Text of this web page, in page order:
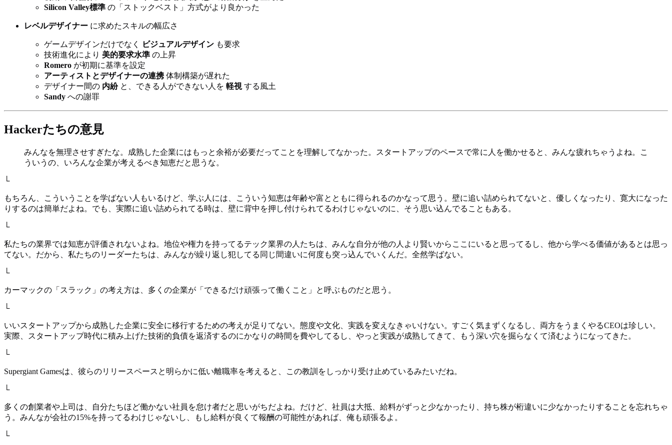
Silicon Valley標準 の「ストックベスト」方式がより良かった
レベルデザイナー に求めたスキルの幅広さ
ゲームデザインだけでなく ビジュアルデザイン も要求
技術進化により 美的要求水準 の上昇
Romero が初期に基準を設定
アーティストとデザイナーの連携体制構築が遅れた
デザイナー間の 内紛と、できる人ができない人を 軽視する風土
Sandy への謝罪
Hackerたちの意見
みんなを無理させすぎたな。成熟した企業にはもっと余裕が必要だってことを理解してなかった。スタートアップのペースで常に人を働かせると、みんな疲れちゃうよね。こ
ういうの、いろんな企業が考えるべき知恵だと思うな。
└
もちろん、こういうことを学ばない人もいるけど、学ぶ人には、こういう知恵は年齢や富とともに得られるのかなって思う。壁に追い詰められてないと、優しくなったり、寛大になった
りするのは簡単だよね。でも、実際に追い詰められてる時は、壁に背中を押し付けられてるわけじゃないのに、そう思い込んでることもある。
└
私たちの業界では知恵が評価されないよね。地位や権力を持ってるテック業界の人たちは、みんな自分が他の人より賢いからここにいると思ってるし、他から学べる価値があるとは思っ
てない。だから、私たちのリーダーたちは、みんなが繰り返し犯してる同じ間違いに何度も突っ込んでいくんだ。全然学ばない。
└
カーマックの「スラック」の考え方は、多くの企業が「できるだけ頑張って働くこと」と呼ぶものだと思う。
└
いいスタートアップから成熟した企業に安全に移行するための考えが足りてない。態度や文化、実践を変えなきゃいけない。すごく気まずくなるし、両方をうまくやるCEOは珍しい。
実際、スタートアップ時代に積み上げた技術的負債を返済するのにかなりの時間を費やしてるし、やっと実践が成熟してきて、もう深い穴を掘らなくて済むようになってきた。
└
Supergiant Gamesは、彼らのリリースペースと明らかに低い離職率を考えると、この教訓をしっかり受け止めているみたいだね。
└
多くの創業者や上司は、自分たちほど働かない社員を怠け者だと思いがちだよね。だけど、社員は大抵、給料がずっと少なかったり、持ち株が桁違いに少なかったりすることを忘れちゃ
う。みんなが会社の15%を持ってるわけじゃないし、もし給料が良くて報酬の可能性があれば、俺も頑張るよ。
└